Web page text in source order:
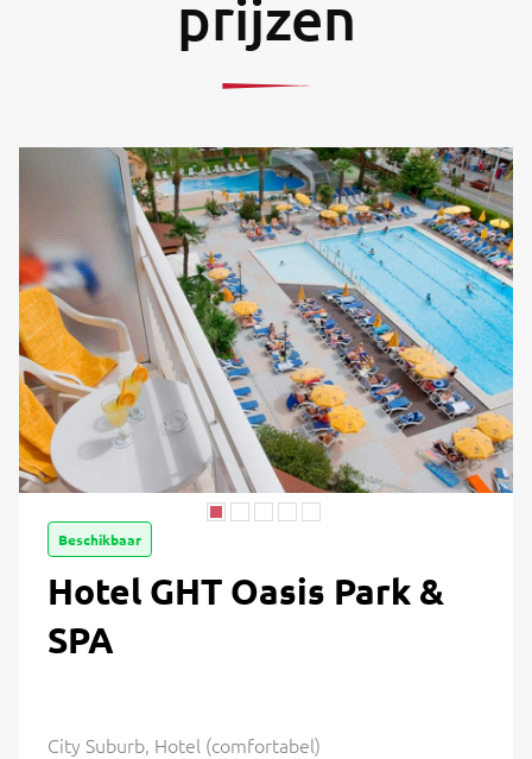
prijzen
Beschikbaar
Hotel GHT Oasis Park &
SPA
City Suburb, Hotel (comfortabel)